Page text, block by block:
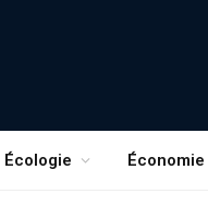
Écologie Économie